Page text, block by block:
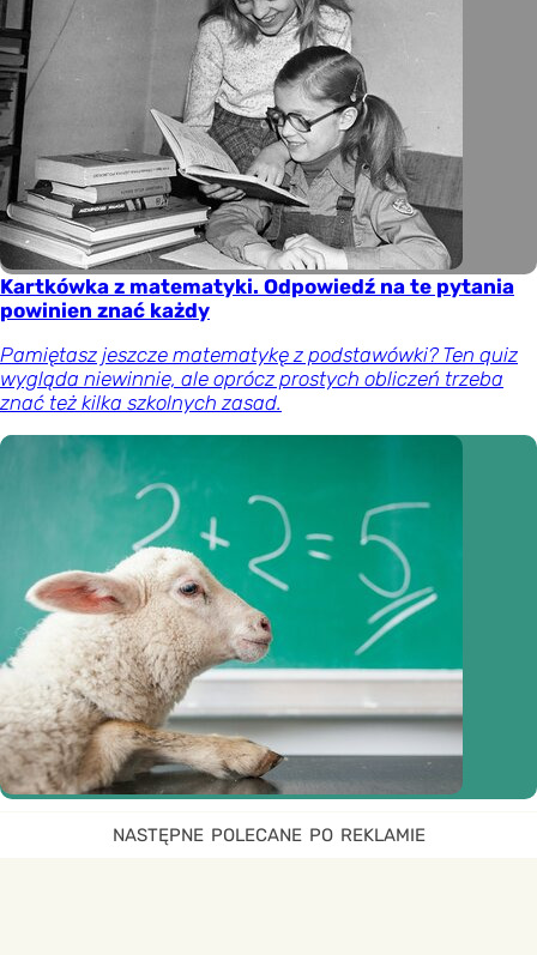
Kartkówka z matematyki. Odpowiedź na te pytania
powinien znać każdy
Pamiętasz jeszcze matematykę z podstawówki? Ten quiz
wygląda niewinnie, ale oprócz prostych obliczeń trzeba
znać też kilka szkolnych zasad.